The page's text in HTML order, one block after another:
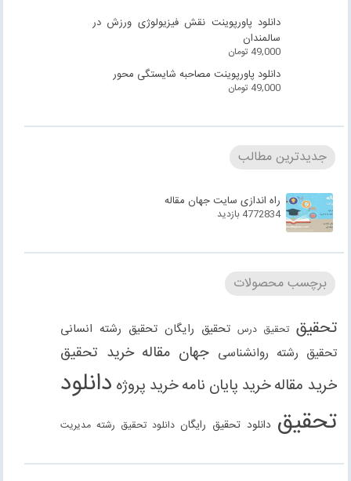
دانلود پاورپوینت نقش فیزیولوژی ورزش در
سالمندان
49,000 تومان
دانلود پاورپوینت مصاحبه شایستگی محور
49,000 تومان
جدیدترین مطالب
راه اندازی سایت جهان مقاله
4772834 بازدید
برچسب محصولات
تحقیق تحقیق درس تحقیق رایگان تحقیق رشته انسانی
تحقیق رشته روانشناسی جهان مقاله خرید تحقیق
خرید مقالهخرید پایان نامهخرید پروژه دانلود
تحقیق دانلود تحقیق رایگان دانلود تحقیق رشته مدیریت
دانلود مقاله دانلود مقاله رایگان دانلود مقاله رشته